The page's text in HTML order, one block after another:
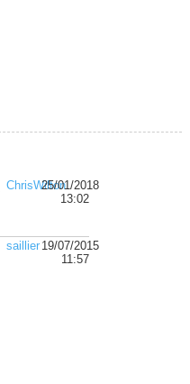
ChrisWilton25/01/2018
13:02
saillier 19/07/2015
11:57